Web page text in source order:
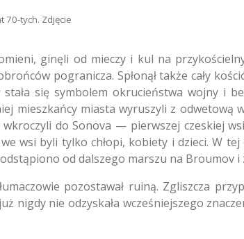
70-tych. Zdjęcie
ginęli od mieczy i kul na
pogranicza. Spłonął także cały
się symbolem okrucieństwa wojny i
mieszkańcy miasta wyruszyli z odwetową
do Sonova — pierwszej czeskiej
wsi byli tylko chłopi, kobiety i dzieci. W
odstąpiono od dalszego marszu na Broumov
pozostawał ruiną. Zgliszcza
nigdy nie odzyskała wcześniejszego